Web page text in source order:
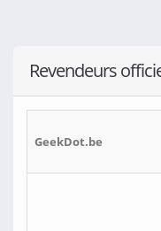
Revendeurs
GeekDot.be